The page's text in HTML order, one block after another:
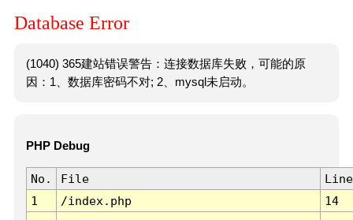
Database Error
(1040) 365建站错误警告：连接数据库失败，可能的原
因：1、数据库密码不对; 2、mysql未启动。
PHP Debug
No. File
Line
1
/index.php 14